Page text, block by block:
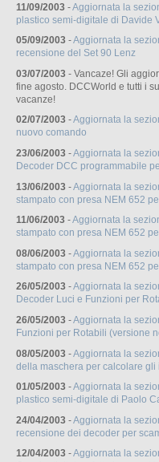
11/09/2003 -Aggiornata la
plastico semi-digitale di Davide
05/09/2003 -Aggiornata la
recensione del Set 90 Lenz
03/07/2003 - Vancaze! Gli
fine agosto. DCCWorld e tutti i
vacanze!
02/07/2003 -Aggiornata la
nuovo comando
23/06/2003 -Aggiornata la
Decoder DCC programmabile
13/06/2003 -Aggiornata la
stampato con presa NEM 652
11/06/2003 -Aggiornata la
stampato con presa NEM 652
08/06/2003 -Aggiornata la
stampato con presa NEM 652
26/05/2003 -Aggiornata la
Decoder Luci e Funzioni per
26/05/2003 -Aggiornata la
Funzioni per Rotabili (versione
08/05/2003 -Aggiornata la
della maschera per calcolare
01/05/2003 -Aggiornata la
plastico semi-digitale di Paolo
24/04/2003 -Aggiornata la
recensione dei decoder per
12/04/2003 -Aggiornata la